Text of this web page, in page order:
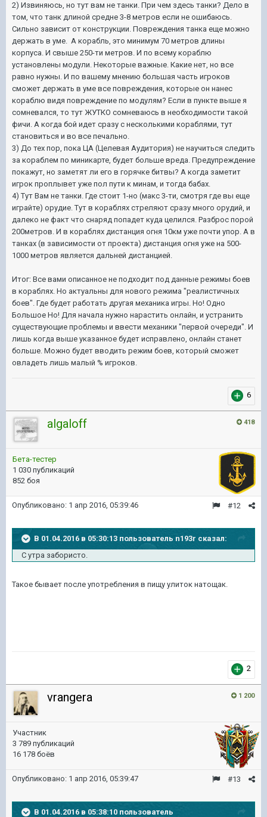
2) Извиняюсь, но тут вам не танки. При чем здесь танки? Дело в
том, что танк длиной средне 3-8 метров если не ошибаюсь.
Сильно зависит от конструкции. Повреждения танка еще можно
держать в уме. А корабль, это минимум 70 метров длины
корпуса. И свыше 250-ти метров. И по всему кораблю
установлены модули. Некоторые важные. Какие нет, но все
равно нужны. И по вашему мнению большая часть игроков
сможет держать в уме все повреждения, которые он нанес
кораблю видя повреждение по модулям? Если в пункте выше я
сомневался, то тут ЖУТКО сомневаюсь в необходимости такой
фичи. А когда бой идет сразу с несколькими кораблями, тут
становиться и во все печально.
3) До тех пор, пока ЦА (Целевая Аудитория) не научиться следить
за кораблем по миникарте, будет больше вреда. Предупреждение
покажут, но заметят ли его в горячке битвы? А когда заметит
игрок проплывет уже пол пути к минам, и тогда бабах.
4) Тут Вам не танки. Где стоит 1-но (макс 3-ти, смотря где вы еще
играйте) орудие. Тут в кораблях стреляют сразу много орудий, и
далеко не факт что снаряд попадет куда целился. Разброс порой
200метров. И в кораблях дистанция огня 10км уже почти упор. А в
танках (в зависимости от проекта) дистанция огня уже на 500-
1000 метров является дальней дистанцией.
Итог: Все вами описанное не подходит под данные режимы боев
в кораблях. Но актуальны для нового режима "реалистичных
боев". Где будет работать другая механика игры. Но! Одно
Большое Но! Для начала нужно нарастить онлайн, и устранить
существующие проблемы и ввести механики "первой очереди". И
лишь когда выше указанное будет исправлено, онлайн станет
больше. Можно будет вводить режим боев, который сможет
овладеть лишь малый % игроков.
6
418
algaloff
Бета-тестер
1 030 публикаций
852 боя
#12
Опубликовано: 1 апр 2016, 05:39:46
В 01.04.2016 в 05:30:13 пользователь n193r сказал:
С утра забористо.
Такое бывает после употребления в пищу улиток натощак.
2
1 200
vrangera
Участник
3 789 публикаций
16 178 боёв
#13
Опубликовано: 1 апр 2016, 05:39:47
В 01.04.2016 в 05:38:10 пользователь